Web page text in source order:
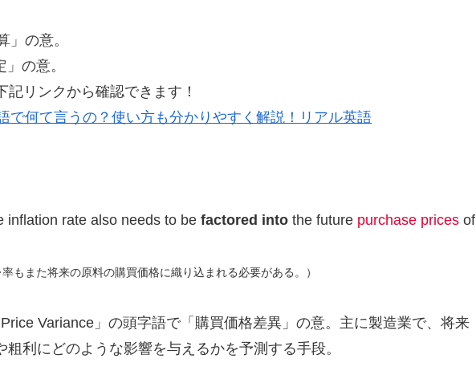
」の意。
」の意。
記リンクから確認できます！
で何て言うの？使い方も分かりやすく解説！リアル英語
inflation rate also needs to be factored into the future purchase prices of
もまた将来の原料の購買価格に織り込まれる必要がある。）
Variance」の頭字語で「購買価格差異」の意。主に製造業で、将来
利にどのような影響を与えるかを予測する手段。